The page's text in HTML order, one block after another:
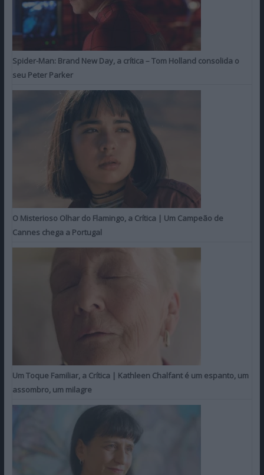
Spider-Man: Brand New Day, a crítica – Tom Holland consolida o
seu Peter Parker
O Misterioso Olhar do Flamingo, a Crítica | Um Campeão de
Cannes chega a Portugal
Um Toque Familiar, a Crítica | Kathleen Chalfant é um espanto, um
assombro, um milagre